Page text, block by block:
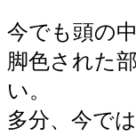
今でも頭の
脚色された
い。
多分、今で